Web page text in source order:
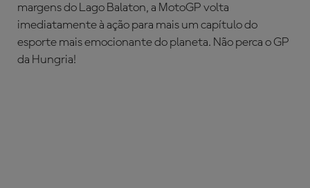
margens do Lago Balaton, a MotoGP volta
imediatamente à ação para mais um capítulo do
esporte mais emocionante do planeta. Não perca o GP
da Hungria!